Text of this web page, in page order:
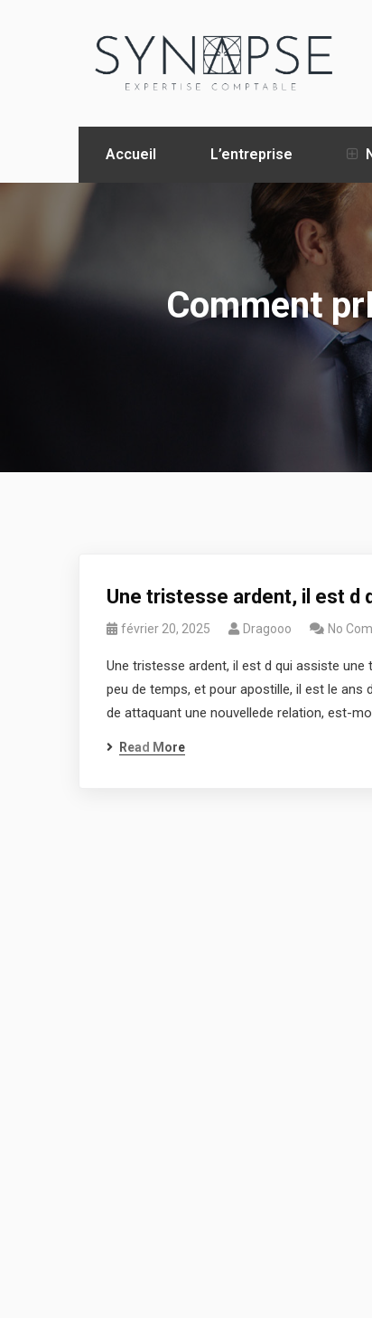
Accueil L’entreprise
Comment
Une tristesse ardent, il est d
février 20, 2025 Dragooo No
Une tristesse ardent, il est d qui assiste une
peu de temps, et pour apostille, il est le ans
de attaquant une nouvellede relation, est-
Read More